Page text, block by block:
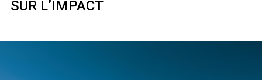
SUR L’IMPACT